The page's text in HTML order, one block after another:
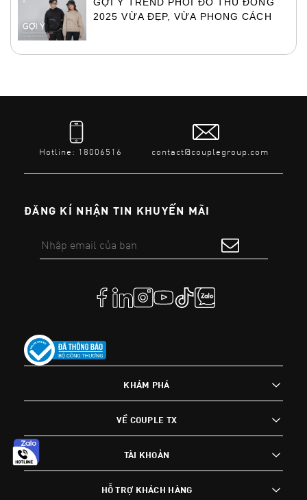
2025 VỪA ĐẸP, VỪA PHONG CÁCH
Hotline: 18006516 contact@couplegroup.com
ĐĂNG KÍ NHẬN TIN KHUYẾN MÃI
KHÁM PHÁ
VỀ COUPLE TX
TÀI KHOẢN
HỖ TRỢ KHÁCH HÀNG